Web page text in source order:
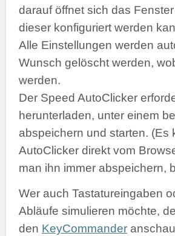
darauf öffnet sich das
dieser konfiguriert werden
Alle Einstellungen werden
Wunsch gelöscht werden,
werden.
Der Speed AutoClicker
herunterladen, unter einem
abspeichern und starten. (Es
AutoClicker direkt vom
man ihn immer abspeichern,
Wer auch Tastatureingaben
Abläufe simulieren möchte,
den KeyCommander